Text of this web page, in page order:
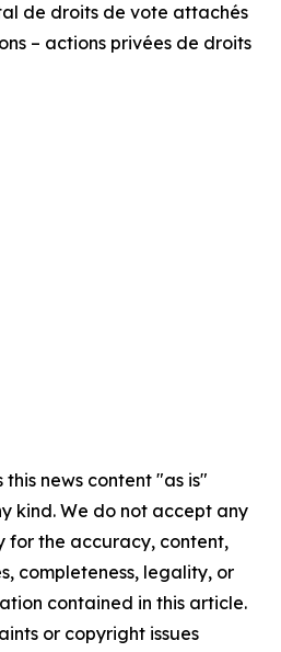
de droits de vote attachés
– actions privées de droits
news content "as is"
kind. We do not accept any
for the accuracy, content,
completeness, legality, or
contained in this article.
or copyright issues